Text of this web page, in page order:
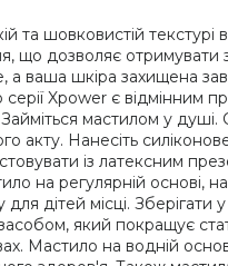
та шовковистій
дозволяє отримувати
а ваша шкіра захищена
Xpower є відмінним
мастилом у
акту. Нанесіть
із латексним
регулярній основі,
дітей місці.
який покращує
Мастило на водній